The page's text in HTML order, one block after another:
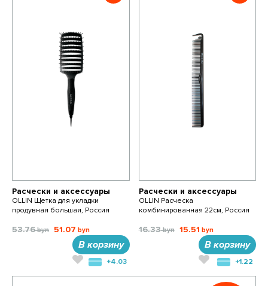
Расчески и аксессуары
OLLIN Щетка для укладки
продувная большая, Россия
53.76 51.07
В корзину
+4.03
Расчески и аксессуары
OLLIN Расческа
комбинированная 22см, Россия
16.33 15.51
В корзину
+1.22